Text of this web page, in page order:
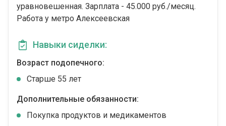
уравновешенная. Зарплата - 45.000 руб./месяц.
Работа у метро Алексеевская
Навыки сиделки:
Возраст подопечного:
Cтарше 55 лет
Дополнительные обязанности:
Покупка продуктов и медикаментов